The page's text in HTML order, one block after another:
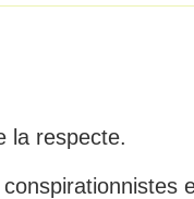
la respecte.